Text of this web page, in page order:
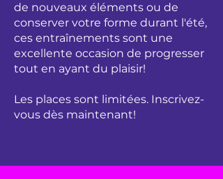
de nouveaux éléments ou de
conserver votre forme durant l'été,
ces entraînements sont une
excellente occasion de progresser
tout en ayant du plaisir!
Les places sont limitées. Inscrivez-
vous dès maintenant!